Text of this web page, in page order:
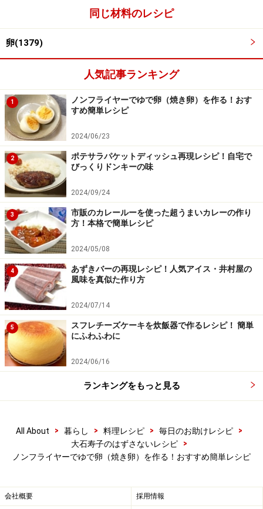
4
4分加熱後1分冷やせば、半生の半熟卵
200度で4分加熱後、すぐに冷水に1分つけて冷ませば、
5
殻の上部を割って、スプーンですくって食べる
同じ材料のレシピ
卵(1379)
人気記事ランキング
1
ノンフライヤーでゆで卵（焼き卵）を作る！おす
すめ簡単レシピ
2024/06/23
2
ポテサラパケットディッシュ再現レシピ！自宅で
びっくりドンキーの味
2024/09/24
3
市販のカレールーを使った超うまいカレーの作り
方！本格で簡単レシピ
2024/05/08
4
あずきバーの再現レシピ！人気アイス・井村屋の
風味を真似た作り方
2024/07/14
5
スフレチーズケーキを炊飯器で作るレシピ！ 簡単
にふわふわに
2024/06/16
ランキングをもっと見る
All About > 暮らし > 料理レシピ > 毎日のお助けレシピ
>
大石寿子のはずさないレシピ
>
ノンフライヤーでゆで卵（焼き卵）を作る！おすすめ簡単レシピ
会社概要 採用情報